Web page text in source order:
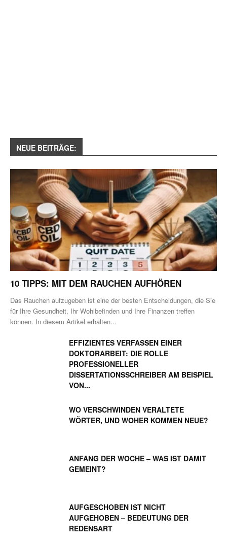
NEUE BEITRÄGE:
10 TIPPS: MIT DEM RAUCHEN AUFHÖREN
Das Rauchen aufzugeben ist eine der besten Entscheidungen, die Sie
für Ihre Gesundheit, Ihr Wohlbefinden und Ihre Finanzen treffen
können. In diesem Artikel erhalten...
EFFIZIENTES VERFASSEN EINER
DOKTORARBEIT: DIE ROLLE
PROFESSIONELLER
DISSERTATIONSSCHREIBER AM BEISPIEL
VON...
WO VERSCHWINDEN VERALTETE
WÖRTER, UND WOHER KOMMEN NEUE?
ANFANG DER WOCHE – WAS IST DAMIT
GEMEINT?
AUFGESCHOBEN IST NICHT
AUFGEHOBEN – BEDEUTUNG DER
REDENSART